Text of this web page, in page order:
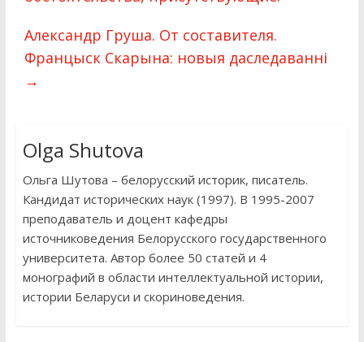
Александр Груша. От составителя.
Францыск Скарына: новыя даследаванні
→
Olga Shutova
Ольга Шутова – белорусский историк, писатель.
Кандидат исторических наук (1997). В 1995-2007
преподаватель и доцент кафедры
источниковедения Белорусского государственного
университета. Автор более 50 статей и 4
монографий в области интеллектуальной истории,
истории Беларуси и скориноведения.